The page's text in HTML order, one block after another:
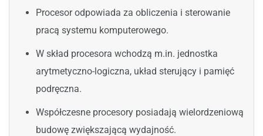
Procesor odpowiada za obliczenia i sterowanie
pracą systemu komputerowego.
W skład procesora wchodzą m.in. jednostka
arytmetyczno-logiczna, układ sterujący i pamięć
podręczna.
Współczesne procesory posiadają wielordzeniową
budowę zwiększającą wydajność.